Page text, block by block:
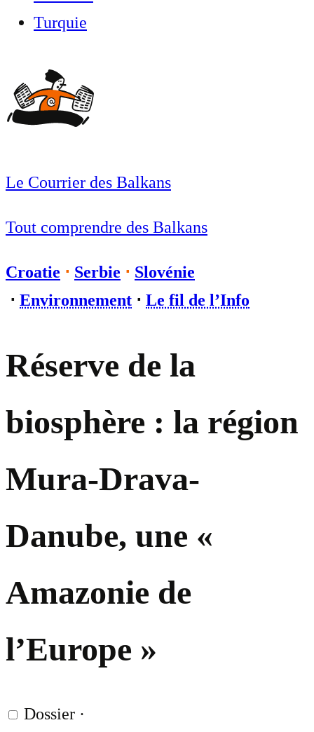
Turquie
Le Courrier des Balkans
Tout comprendre des Balkans
Croatie ⋅ Serbie ⋅ Slovénie
⋅ Environnement ⋅ Le fil de l’Info
Réserve de la
biosphère : la région
Mura-Drava-
Danube, une «
Amazonie de
l’Europe »
Dossier ·